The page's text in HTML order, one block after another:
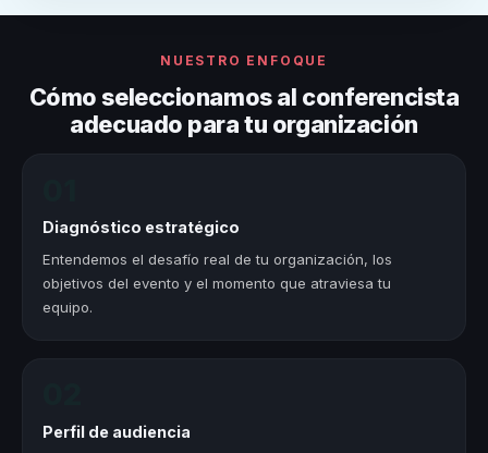
NUESTRO ENFOQUE
Cómo seleccionamos al conferencista
adecuado para tu organización
Diagnóstico estratégico
Entendemos el desafío real de tu organización, los
objetivos del evento y el momento que atraviesa tu
equipo.
Perfil de audiencia